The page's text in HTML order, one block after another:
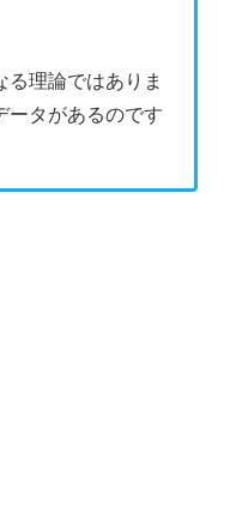
る理論ではありま
ータがあるのです